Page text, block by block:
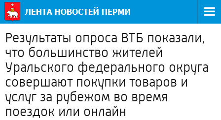
Результаты опроса ВТБ показали,
что большинство жителей
Уральского федерального округа
совершают покупки товаров и
услуг за рубежом во время
поездок или онлайн